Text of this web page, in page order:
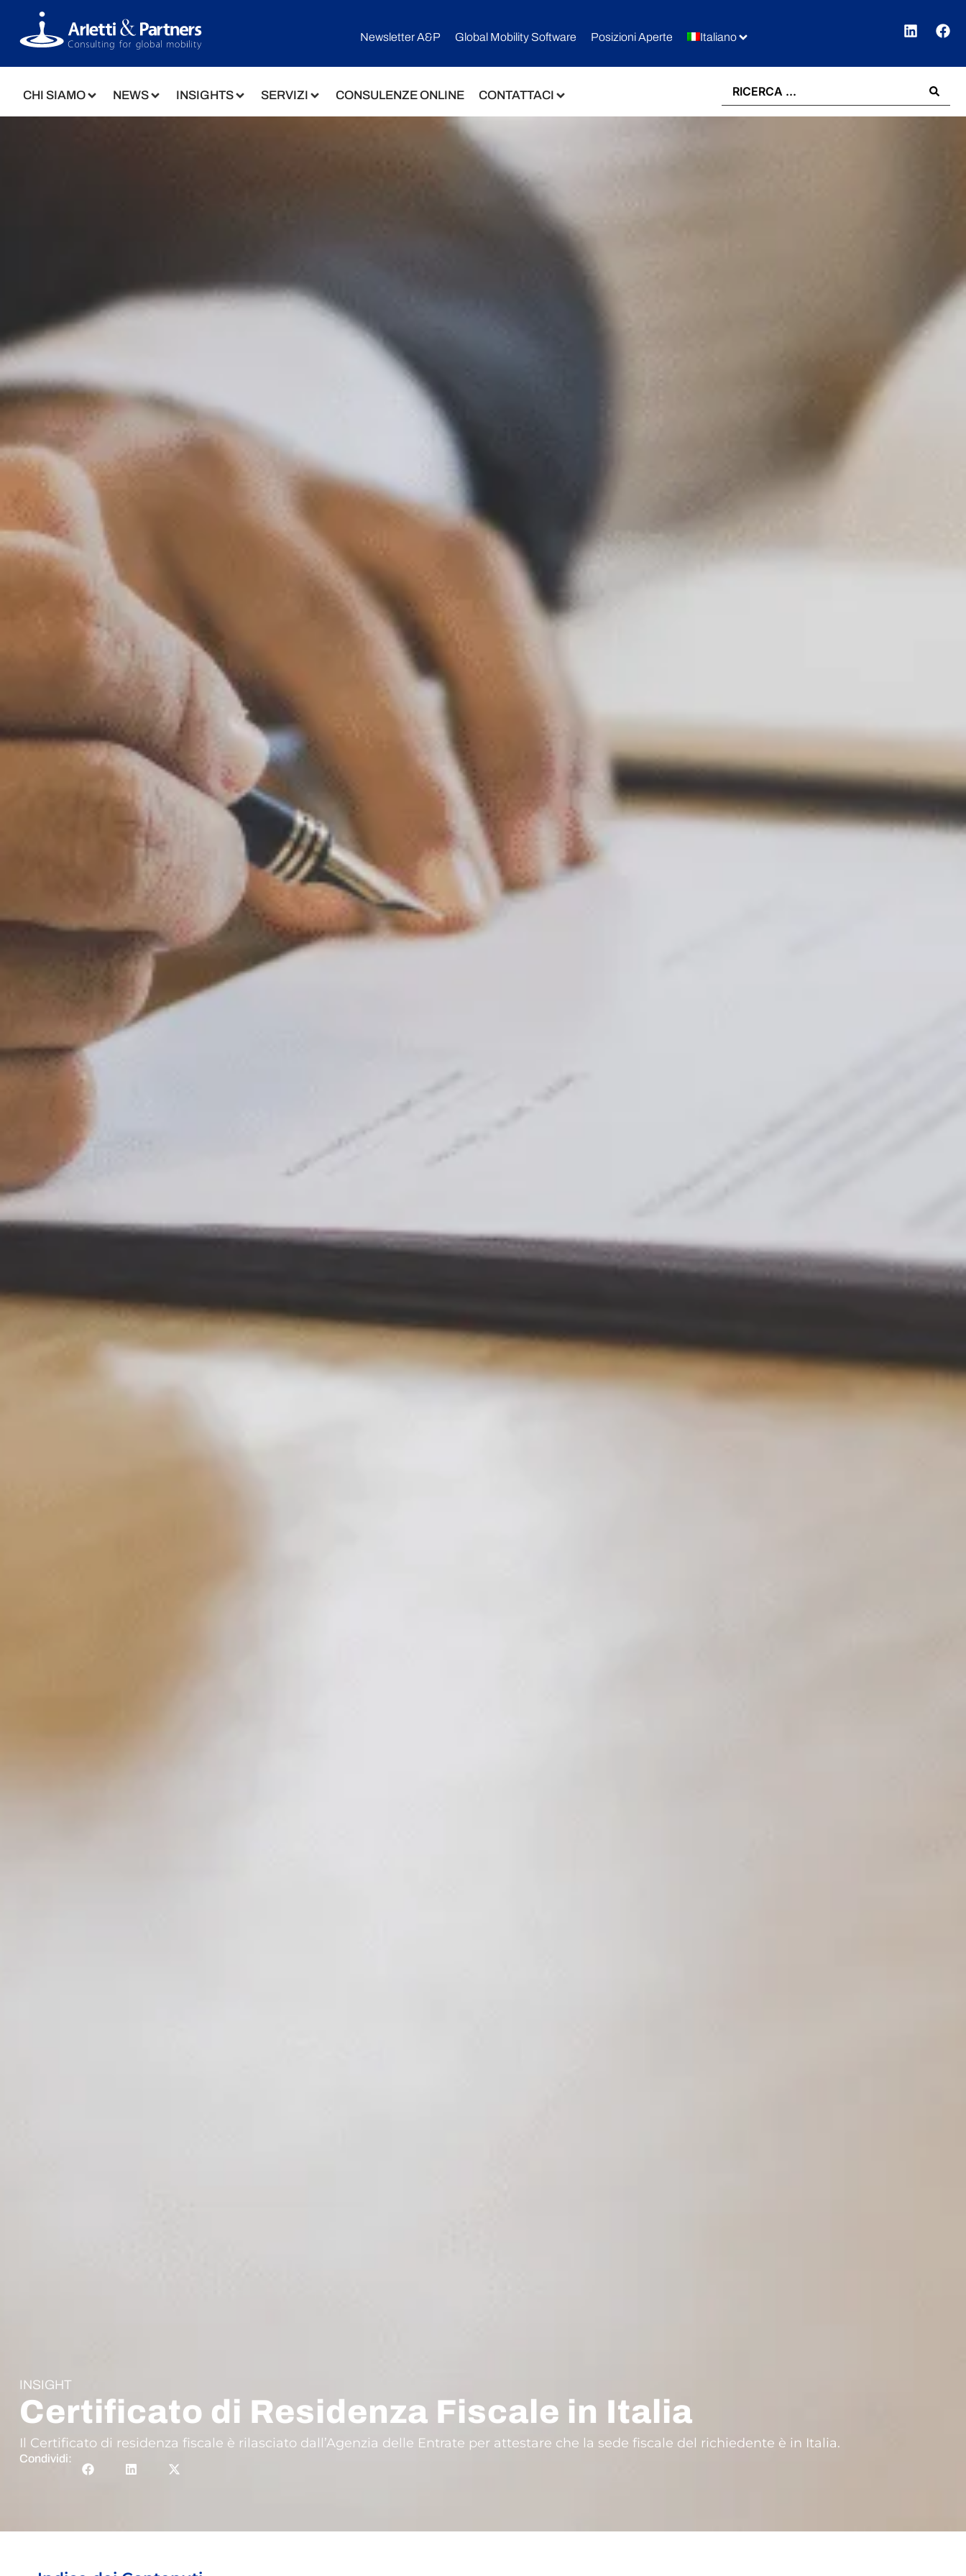
Newsletter A&P Global Mobility Software​ Posizioni Aperte Italiano
CHI SIAMO NEWS INSIGHTS SERVIZI CONSULENZE ONLINE CONTATTACI
INSIGHT
Certificato di Residenza Fiscale in Italia
Il Certificato di residenza fiscale è rilasciato dall’Agenzia delle Entrate per attestare che la sede fiscale del richiedente è in Italia.
Condividi: